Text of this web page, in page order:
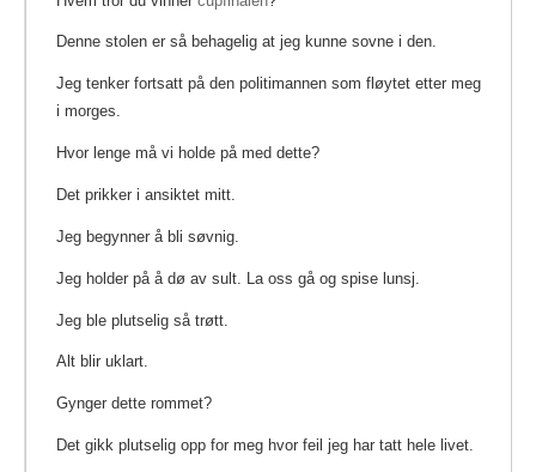
Denne stolen er så behagelig at jeg kunne sovne i den.
Jeg tenker fortsatt på den politimannen som fløytet etter meg
i morges.
Hvor lenge må vi holde på med dette?
Det prikker i ansiktet mitt.
Jeg begynner å bli søvnig.
Jeg holder på å dø av sult. La oss gå og spise lunsj.
Jeg ble plutselig så trøtt.
Alt blir uklart.
Gynger dette rommet?
Det gikk plutselig opp for meg hvor feil jeg har tatt hele livet.